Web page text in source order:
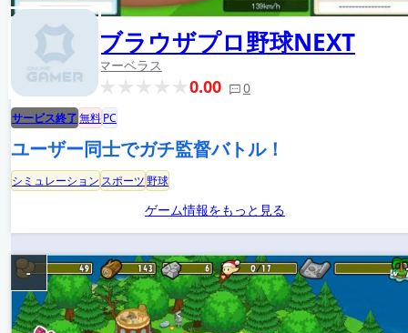
ブラウザプロ野球NEXT
マーベラス
0.00 0
サービス終了無料PC
ユーザー同士でガチ監督バトル！
シミュレーション スポーツ野球
ゲーム情報をもっと見る
-